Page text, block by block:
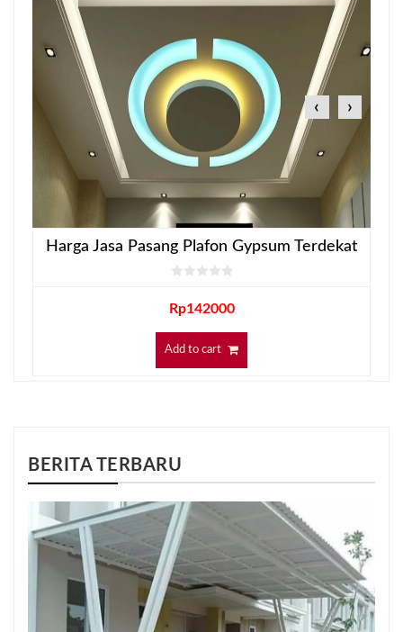
Harga Jasa Pasang Plafon Gypsum Terdekat
Rp142000
Add to cart
BERITA TERBARU
‹ ›